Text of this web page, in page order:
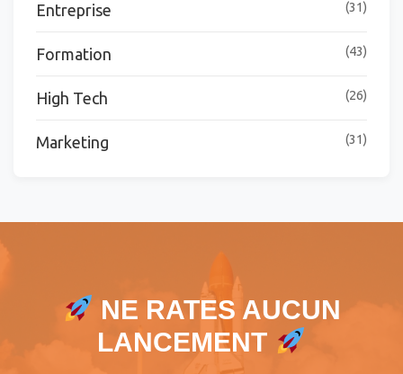
Entreprise (31)
Formation (43)
High Tech (26)
Marketing (31)
NE RATES AUCUN
LANCEMENT